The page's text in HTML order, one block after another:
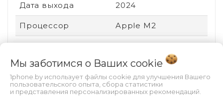
Дата выхода 2024
Процессор Apple M2
Тип SIM-карты eSIM
Графический
процессор
Apple GPU
Мы заботимся о Ваших cookie
1phone.by использует файлы cookie для улучшения Вашего
пользовательского опыта, сбора статистики
и представления персонализированных рекомендаций.